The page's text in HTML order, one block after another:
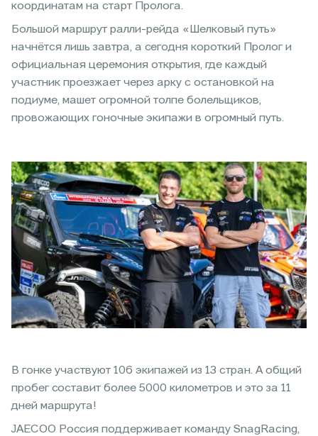
координатам на старт Пролога.
Большой маршрут ралли-рейда «Шелковый путь»
начнётся лишь завтра, а сегодня короткий Пролог и
официальная церемония открытия, где каждый
участник проезжает через арку с остановкой на
подиуме, машет огромной толпе болельщиков,
провожающих гоночные экипажи в огромный путь.
В гонке участвуют 106 экипажей из 13 стран. А общий
пробег составит более 5000 километров и это за 11
дней маршрута!
JAECOO Россия поддерживает команду SnagRacing,